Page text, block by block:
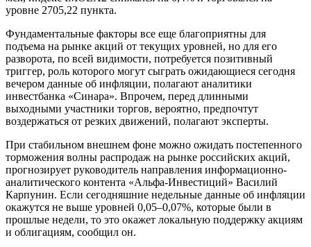
уровне 2705,22 пункта.
Фундаментальные факторы все еще благоприятны для
подъема на рынке акций от текущих уровней, но для его
разворота, по всей видимости, потребуется позитивный
триггер, роль которого могут сыграть ожидающиеся сегодня
вечером данные об инфляции, полагают аналитики
инвестбанка «Синара». Впрочем, перед длинными
выходными участники торгов, вероятно, предпочтут
воздержаться от резких движений, полагают эксперты.
При стабильном внешнем фоне можно ожидать постепенного
торможения волны распродаж на рынке российских акций,
прогнозирует руководитель направления информационно-
аналитического контента «Альфа-Инвестиций» Василий
Карпунин. Если сегодняшние недельные данные об инфляции
окажутся не выше уровней 0,05–0,07%, которые были в
прошлые недели, то это окажет локальную поддержку акциям
и облигациям, сообщил он.